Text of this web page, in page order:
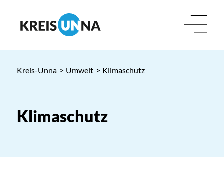
Kreis-Unna > Umwelt > Klimaschutz
Klimaschutz